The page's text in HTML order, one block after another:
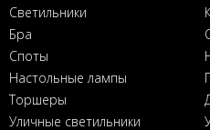
Светильники
Бра
Споты
Настольные лампы
Торшеры
Уличные светильники